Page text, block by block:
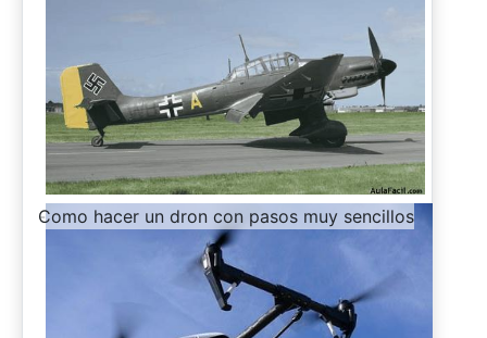
-
Como hacer un dron con pasos muy sencillos